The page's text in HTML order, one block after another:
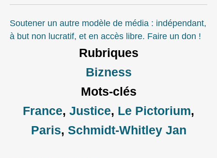
Soutener un autre modèle de média : indépendant,
à but non lucratif, et en accès libre. Faire un don !
Rubriques
Bizness
Mots-clés
France, Justice, Le Pictorium,
Paris, Schmidt‑Whitley Jan